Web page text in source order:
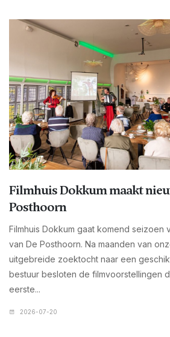
Filmhuis Dokkum maakt
Posthoorn
Filmhuis Dokkum gaat komend seizoen
van De Posthoorn. Na maanden van
uitgebreide zoektocht naar een
bestuur besloten de filmvoorstellingen
eerste...
2026-07-20